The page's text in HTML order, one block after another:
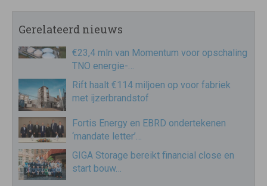
Gerelateerd nieuws
€23,4 mln van Momentum voor opschaling
TNO energie-…
Rift haalt €114 miljoen op voor fabriek
met ijzerbrandstof
Fortis Energy en EBRD ondertekenen
‘mandate letter’…
GIGA Storage bereikt financial close en
start bouw…